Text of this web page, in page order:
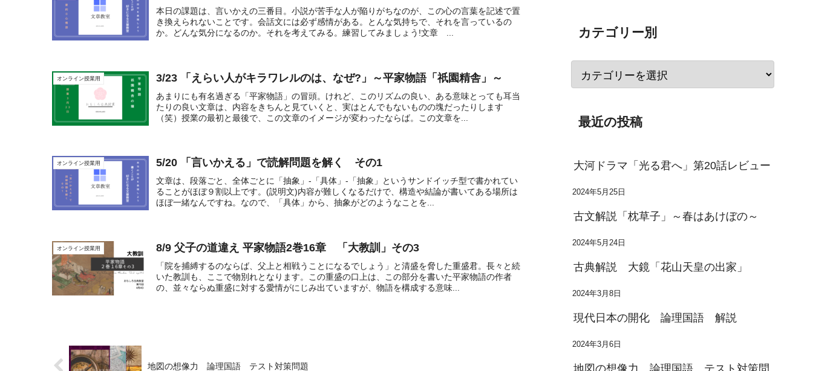
本日の課題は、言いかえの三番目。小説が苦手な人が陥りがちなのが、この心の言葉を記述で置
き換えられないことです。会話文には必ず感情がある。とんな気持ちで、それを言っているの
か。どんな気分になるのか。それを考えてみる。練習してみましょう!文章 ...
オンライン授業用 3/23 「えらい人がキラワレルのは、なぜ?」～平家物語「祇園精舎」～
あまりにも有名過ぎる「平家物語」の冒頭。けれど、このリズムの良い、ある意味とっても耳当
たりの良い文章は、内容をきちんと見ていくと、実はとんでもないものの塊だったりします
（笑）授業の最初と最後で、この文章のイメージが変わったならば。この文章を...
オンライン授業用 5/20 「言いかえる」で読解問題を解く その1
文章は、段落ごと、全体ごとに「抽象」-「具体」-「抽象」というサンドイッチ型で書かれてい
ることがほぼ９割以上です。(説明文)内容が難しくなるだけで、構造や結論が書いてある場所は
ほぼ一緒なんですね。なので、「具体」から、抽象がどのようなことを...
オンライン授業用 8/9 父子の道違え 平家物語2巻16章 「大教訓」その3
「院を捕縛するのならば、父上と相戦うことになるでしょう」と清盛を脅した重盛君。長々と続
いた教訓も、ここで物別れとなります。この重盛の口上は、この部分を書いた平家物語の作者
の、並々ならぬ重盛に対する愛情がにじみ出ていますが、物語を構成する意味...
地図の想像力 論理国語 テスト対策問題
カテゴリー別
最近の投稿
大河ドラマ「光る君へ」第20話レビュー
2024年5月25日
古文解説「枕草子」～春はあけぼの～
2024年5月24日
古典解説 大鏡「花山天皇の出家」
2024年3月8日
現代日本の開化 論理国語 解説
2024年3月6日
地図の想像力 論理国語 テスト対策問